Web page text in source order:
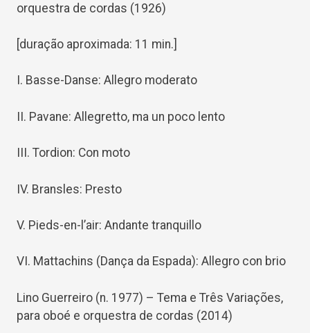
orquestra de cordas (1926)
[duração aproximada: 11 min.]
I. Basse-Danse: Allegro moderato
II. Pavane: Allegretto, ma un poco lento
III. Tordion: Con moto
IV. Bransles: Presto
V. Pieds-en-l’air: Andante tranquillo
VI. Mattachins (Dança da Espada): Allegro con brio
Lino Guerreiro (n. 1977) – Tema e Três Variações,
para oboé e orquestra de cordas (2014)